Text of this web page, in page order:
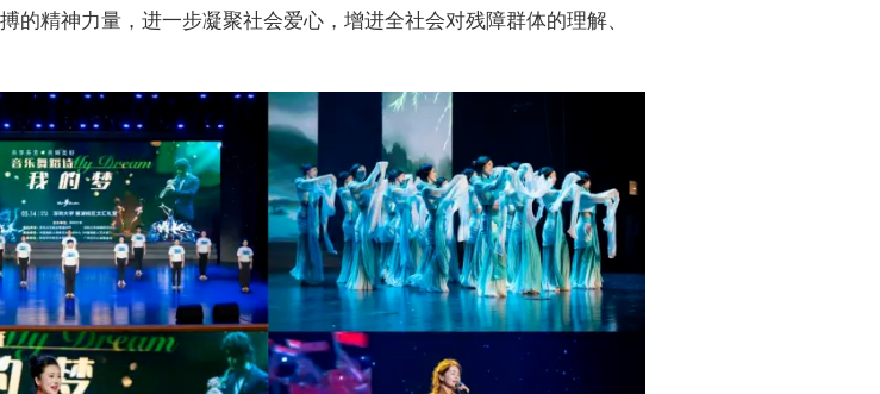
的精神力量，进一步凝聚社会爱心，增进全社会对残障群体的理解、